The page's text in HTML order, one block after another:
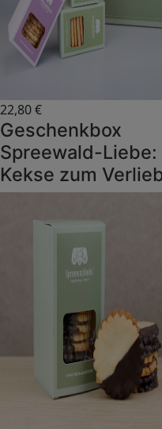
22,80€
Geschenkbox
Spreewald-Liebe:
Kekse zum